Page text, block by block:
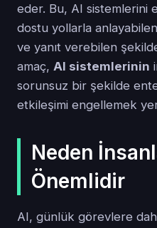
eder. Bu, AI sistemlerini
dostu yollarla
ve yanıt verebilen
amaç, AI sistemlerinin
sorunsuz bir şekilde
etkileşimi engellemek
Neden
Önemlidir
AI, günlük görevlere